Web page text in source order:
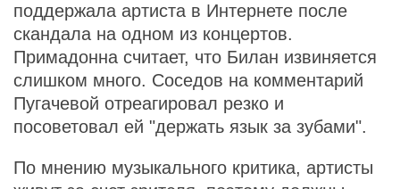
поддержала артиста в Интернете после
скандала на одном из концертов.
Примадонна считает, что Билан извиняется
слишком много. Соседов на комментарий
Пугачевой отреагировал резко и
посоветовал ей "держать язык за зубами".
По мнению музыкального критика, артисты